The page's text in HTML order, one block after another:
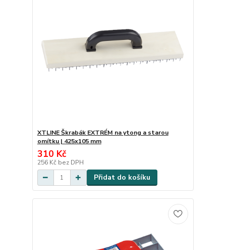
XTLINE Škrabák EXTRÉM na ytong a starou
omítku | 425x105 mm
310 Kč
256 Kč bez DPH
Přidat do košíku